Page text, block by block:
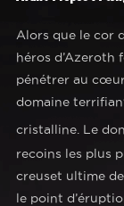
Alors que le cor
héros d’Azeroth
pénétrer au
domaine
cristalline. Le
recoins les plus
creuset ultime de
le point